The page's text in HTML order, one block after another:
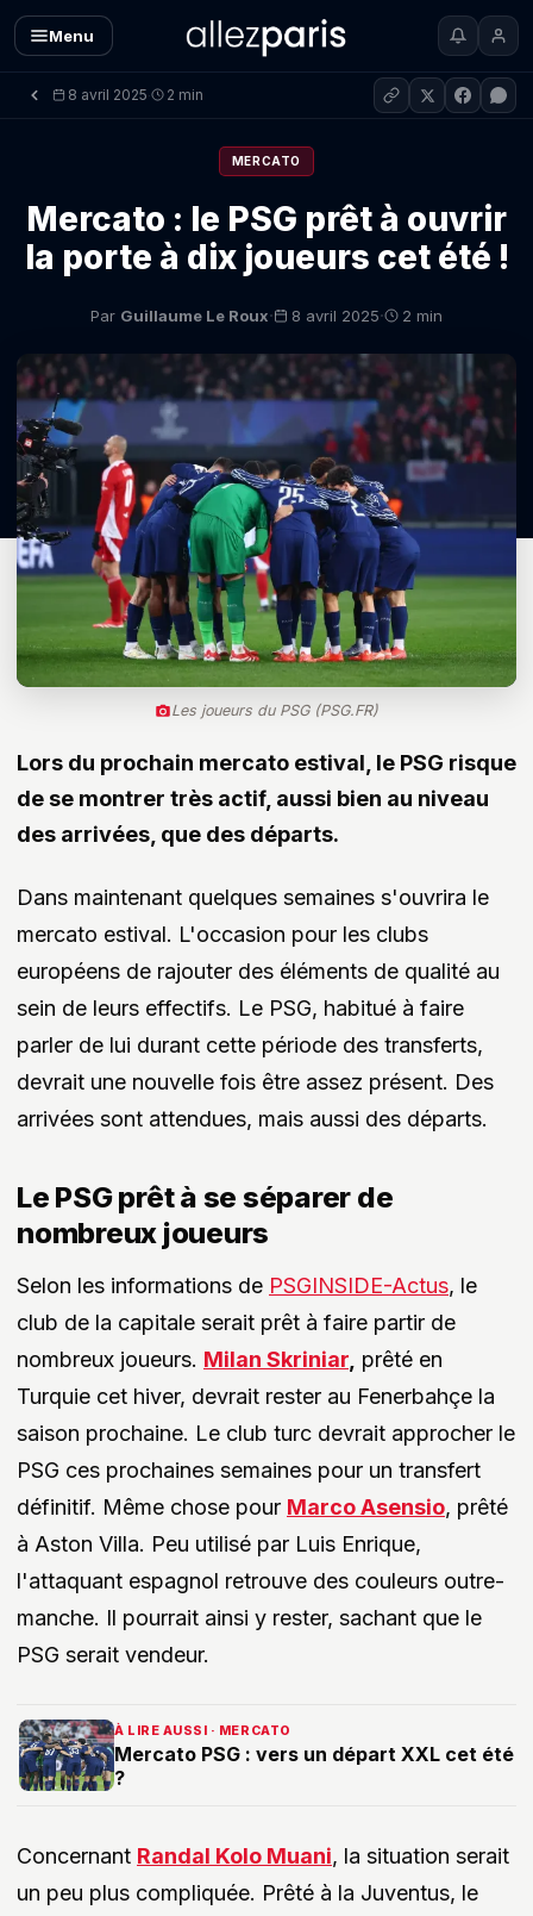
Menu
8 avril 2025· 2 min
MERCATO
Mercato : le PSG prêt à ouvrir
la porte à dix joueurs cet été !
Par Guillaume Le Roux· 8 avril 2025· 2 min
Les joueurs du PSG (PSG.FR)
Lors du prochain mercato estival, le PSG risque
de se montrer très actif, aussi bien au niveau
des arrivées, que des départs.
Dans maintenant quelques semaines s'ouvrira le
mercato estival. L'occasion pour les clubs
européens de rajouter des éléments de qualité au
sein de leurs effectifs. Le PSG, habitué à faire
parler de lui durant cette période des transferts,
devrait une nouvelle fois être assez présent. Des
arrivées sont attendues, mais aussi des départs.
Le PSG prêt à se séparer de
nombreux joueurs
Selon les informations de PSGINSIDE-Actus, le
club de la capitale serait prêt à faire partir de
nombreux joueurs. Milan Skriniar, prêté en
Turquie cet hiver, devrait rester au Fenerbahçe la
saison prochaine. Le club turc devrait approcher le
PSG ces prochaines semaines pour un transfert
définitif. Même chose pour Marco Asensio, prêté
à Aston Villa. Peu utilisé par Luis Enrique,
l'attaquant espagnol retrouve des couleurs outre-
manche. Il pourrait ainsi y rester, sachant que le
PSG serait vendeur.
À LIRE AUSSI · MERCATO
Mercato PSG : vers un départ XXL cet été
?
Concernant Randal Kolo Muani, la situation serait
un peu plus compliquée. Prêté à la Juventus, le